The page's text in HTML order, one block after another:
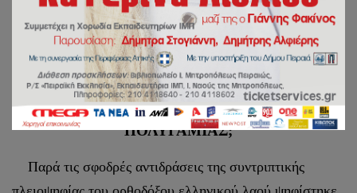
Εν Πειραιεί τη 1η Απριλίου 2024
ΟΔΕΥΟΥΜΕ ΠΡΟΣ ΘΕΣΜΟΘΕΤΗΣΗ ΚΑΙ ΤΗΣ
ΠΟΛΥΓΑΜΙΑΣ;
Παρά τις σφοδρές αντιδράσεις της συντριπτικής